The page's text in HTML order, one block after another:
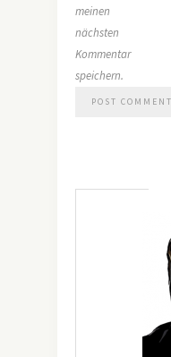
meinen
nächsten
Kommentar
speichern.